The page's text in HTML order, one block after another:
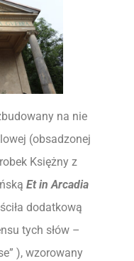
na nie
(obsadzonej
Księżny z
Et in Arcadia
dodatkową
tych słów –
), wzorowany